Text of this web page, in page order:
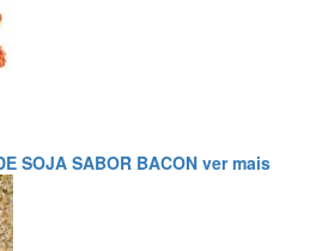
SOJA SABOR BACON ver mais